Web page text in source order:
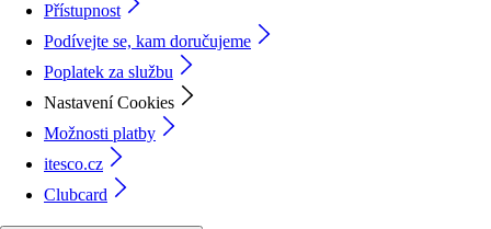
Přístupnost
Podívejte se, kam doručujeme
Poplatek za službu
Nastavení Cookies
Možnosti platby
itesco.cz
Clubcard